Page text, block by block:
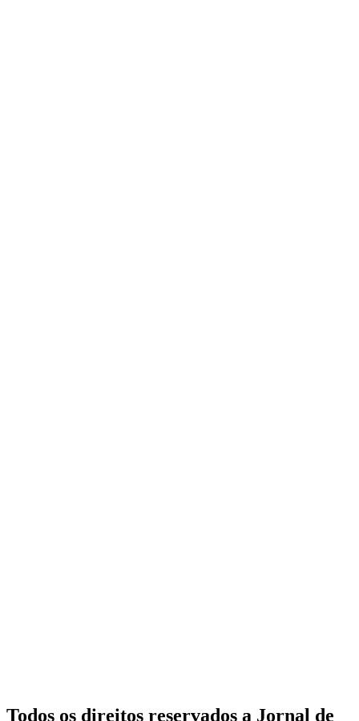
Todos os direitos reservados a Jornal de